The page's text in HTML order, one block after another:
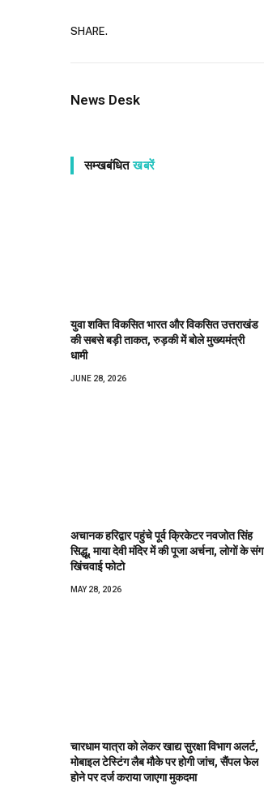
SHARE.
News Desk
सम्खबंधितखबरें
युवा शक्ति विकसित भारत और विकसित उत्तराखंड
की सबसे बड़ी ताकत, रुड़की में बोले मुख्यमंत्री
धामी
JUNE 28, 2026
अचानक हरिद्वार पहुंचे पूर्व क्रिकेटर नवजोत सिंह
सिद्धू, माया देवी मंदिर में की पूजा अर्चना, लोगों के संग
खिंचवाई फोटो
MAY 28, 2026
चारधाम यात्रा को लेकर खाद्य सुरक्षा विभाग अलर्ट,
मोबाइल टेस्टिंग लैब मौके पर होगी जांच, सैंपल फेल
होने पर दर्ज कराया जाएगा मुकदमा